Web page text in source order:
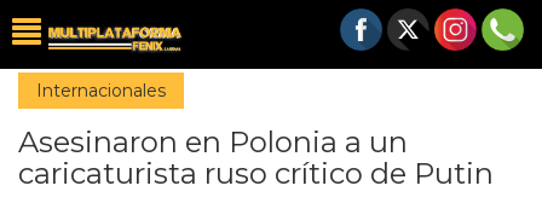
Internacionales
Asesinaron en Polonia a un
caricaturista ruso crítico de Putin